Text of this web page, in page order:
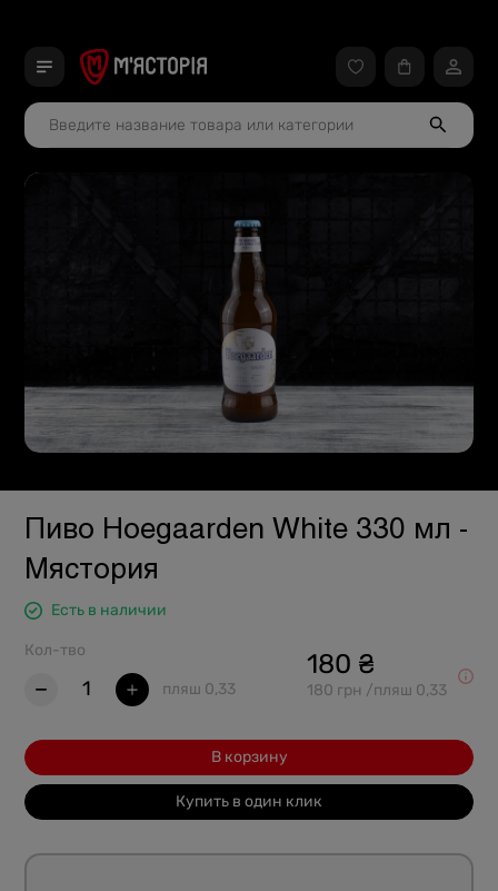
Пиво Hoegaarden White 330 мл -
Мястория
Есть в наличии
Кол-тво
1 пляш 0,33
180 ₴
180 грн /пляш 0,33
В корзину
Купить в один клик